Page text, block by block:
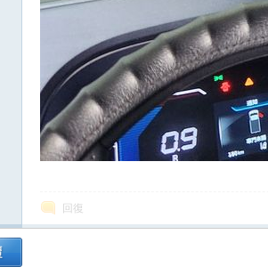
回復